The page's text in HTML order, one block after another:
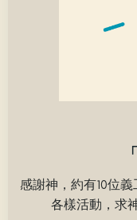
感謝神，約有10位
各樣活動，求